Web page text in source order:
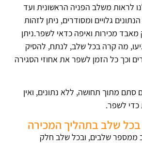
לראות משלב הפניה הראשונית ועד
גלויים ומסודרים, ניתן לזהות
מכירות ואיפה כדאי לשפר.ניתן
מה קרה בכל שלב, לנתח, להסיק
וכך כל הזמן לשפר את אחוזי הסגירה
סתם מתוך תחושה, ללא נתונים, ואין
כדי לשפר.
שלב בתהליך המכירה
ממספר שלבים, ובכל שלב חלק